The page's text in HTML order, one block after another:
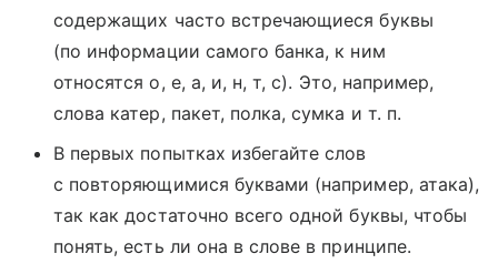
содержащих часто встречающиеся буквы
(по информации самого банка, к ним
относятся о, е, а, и, н, т, с). Это, например,
слова катер, пакет, полка, сумка и т. п.
В первых попытках избегайте слов
с повторяющимися буквами (например, атака),
так как достаточно всего одной буквы, чтобы
понять, есть ли она в слове в принципе.